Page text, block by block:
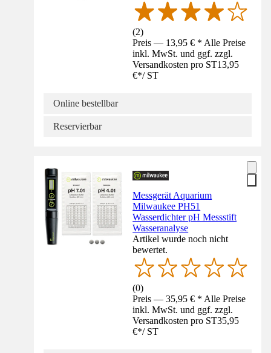
(2)
Preis — 13,95 € * Alle Preise
inkl. MwSt. und ggf. zzgl.
Versandkosten pro ST13,95
€*/ ST
Online bestellbar
Reservierbar
Messgerät Aquarium
Milwaukee PH51
Wasserdichter pH Messstift
Wasseranalyse
Artikel wurde noch nicht
bewertet.
(0)
Preis — 35,95 € * Alle Preise
inkl. MwSt. und ggf. zzgl.
Versandkosten pro ST35,95
€*/ ST